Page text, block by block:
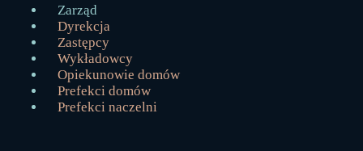
Zarząd
Dyrekcja
Zastępcy
Wykładowcy
Opiekunowie domów
Prefekci domów
Prefekci naczelni